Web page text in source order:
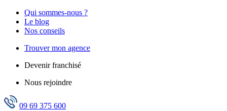
Qui sommes-nous ?
Le blog
Nos conseils
Trouver mon agence
Devenir franchisé
Nous rejoindre
09 69 375 600